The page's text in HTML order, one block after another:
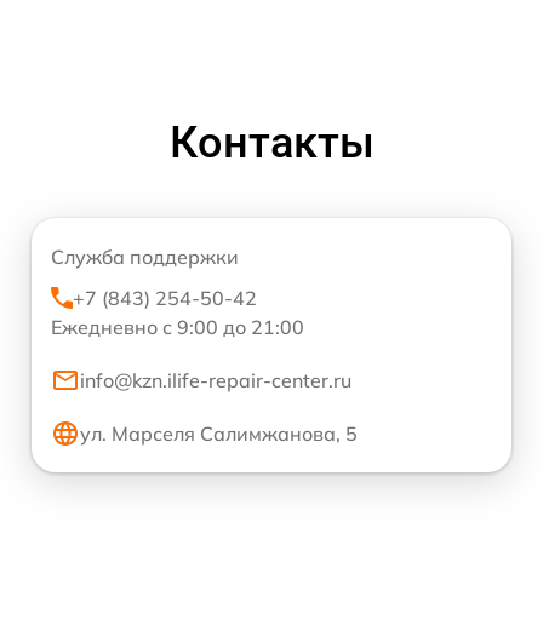
Контакты
Служба поддержки
+7 (843) 254-50-42
Ежедневно с 9:00 до 21:00
info@kzn.ilife-repair-center.ru
ул. Марселя Салимжанова, 5